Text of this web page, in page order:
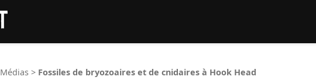
Médias > Fossiles de bryozoaires et de cnidaires à Hook Head